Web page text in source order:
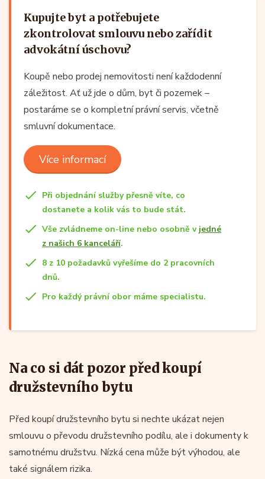
Kupujte byt a potřebujete
zkontrolovat smlouvu nebo zařídit
advokátní úschovu?
Koupě nebo prodej nemovitosti není každodenní
záležitost. Ať už jde o dům, byt či pozemek –
postaráme se o kompletní právní servis, včetně
smluvní dokumentace.
Více informací
Při objednání služby přesně víte, co
dostanete a kolik vás to bude stát.
Vše zvládneme on-line nebo osobně v jedné
z našich 6 kanceláří.
8 z 10 požadavků vyřešíme do 2 pracovních
dnů.
Pro každý právní obor máme specialistu.
Na co si dát pozor před koupí
družstevního bytu
Před koupí družstevního bytu si nechte ukázat nejen
smlouvu o převodu družstevního podílu, ale i dokumenty k
samotnému družstvu. Nízká cena může být výhodou, ale
také signálem rizika.